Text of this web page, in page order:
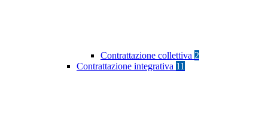
Contrattazione collettiva 2
Contrattazione integrativa 11